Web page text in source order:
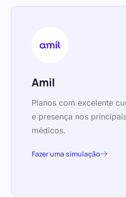
Amil
Planos com excelente
e presença nos
médicos.
Fazer uma simulação